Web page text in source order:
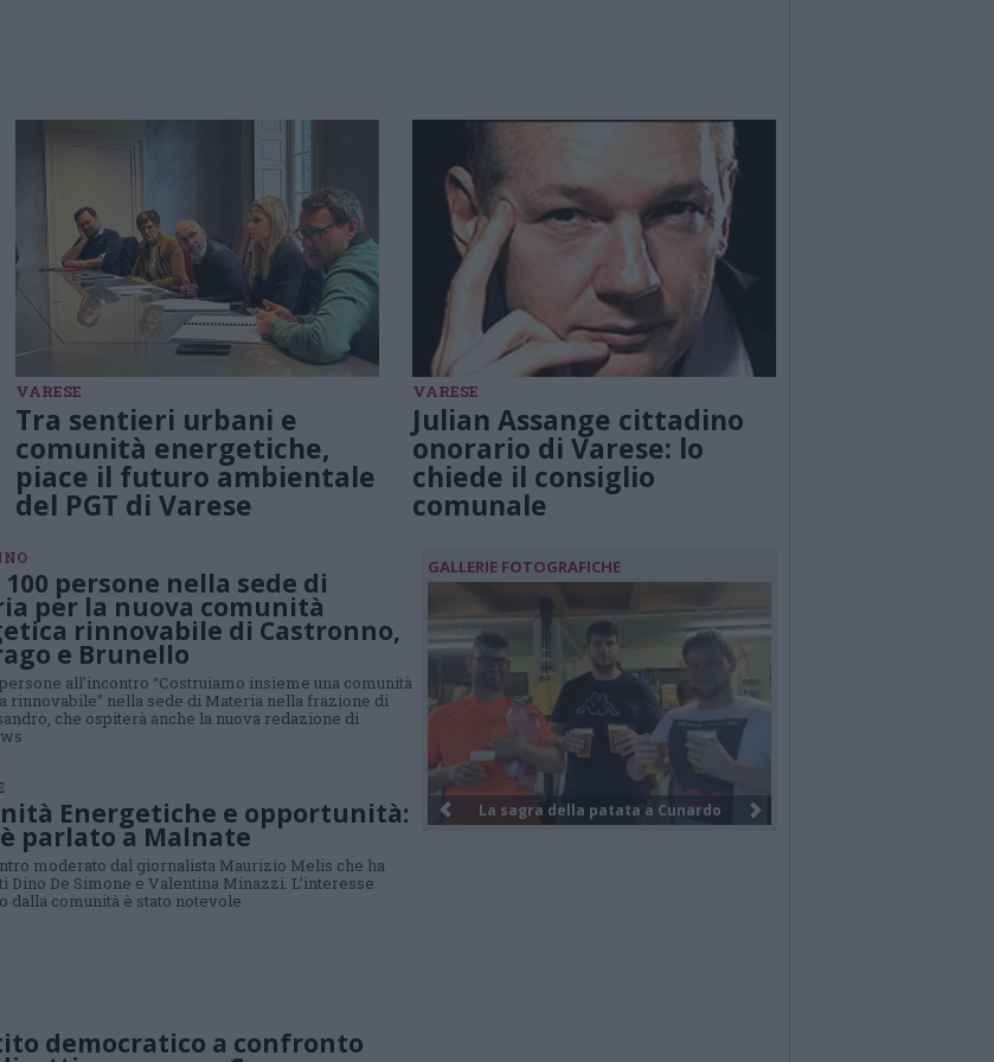
VARESE
Tra sentieri urbani e
comunità energetiche,
piace il futuro ambientale
del PGT di Varese
VARESE
Julian Assange cittadino
onorario di Varese: lo
chiede il consiglio
comunale
100 persone nella sede di
per la nuova comunità
rinnovabile di Castronno,
e Brunello
persone all’incontro “Costruiamo insieme una comunità
rinnovabile” nella sede di Materia nella frazione di
che ospiterà anche la nuova redazione di
Energetiche e opportunità:
parlato a Malnate
moderato dal giornalista Maurizio Melis che ha
Dino De Simone e Valentina Minazzi. L’interesse
dalla comunità è stato notevole
democratico a confronto
GALLERIE FOTOGRAFICHE
I funerali di Federico Venco